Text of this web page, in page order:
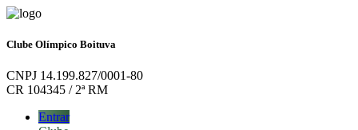
Clube Olímpico Boituva
CNPJ 14.199.827/0001-80
CR 104345 / 2ª RM
Entrar